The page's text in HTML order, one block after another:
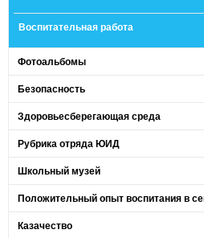
Воспитательная работа
Фотоальбомы
Безопасность
Здоровьесберегающая среда
Рубрика отряда ЮИД
Школьный музей
Положительный опыт воспитания в
Казачество